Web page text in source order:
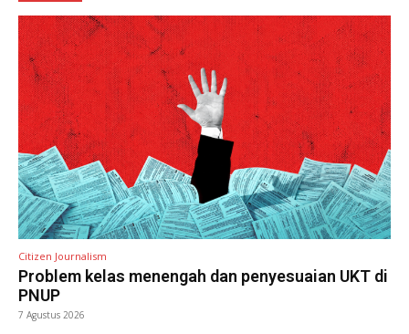
Citizen Journalism
Problem kelas menengah dan penyesuaian UKT di
PNUP
7 Agustus 2026